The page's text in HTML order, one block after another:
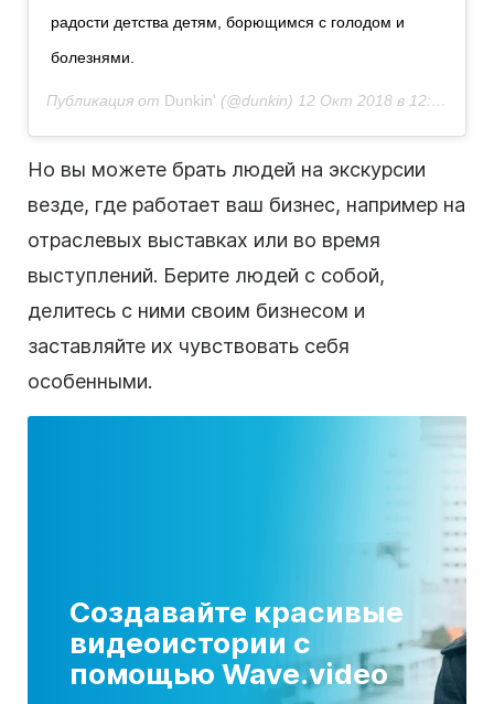
радости детства детям, борющимся с голодом и
болезнями.
Публикация от Dunkin' (@dunkin) 12 Окт 2018 в 12:01 PDT
Но вы можете брать людей на экскурсии
везде, где работает ваш бизнес, например на
отраслевых выставках или во время
выступлений. Берите людей с собой,
делитесь с ними своим бизнесом и
заставляйте их чувствовать себя
особенными.
Создавайте красивые
видеоистории с
помощью Wave.video